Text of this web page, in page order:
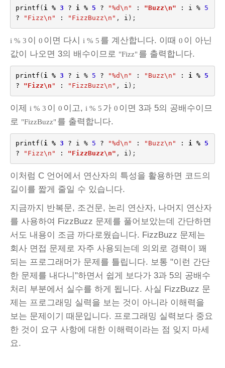
printf ( i % 3 ? i % 5 ? "%d\n " : "Buzz\n" : i %
5
?
"Fizz\n " : "FizzBuzz\n " , i );
i % 3 이 0 이면 다시 i % 5 를 계산합니다. 이때 0 이 아닌
값이 나오면 3의 배수이므로 "Fizz" 를 출력합니다.
printf ( i % 3 ? i % 5 ? "%d\n " : "Buzz\n " : i %
5
?
"Fizz\n " : "FizzBuzz\n " , i );
이제 i % 3 이 0 이고, i % 5 가 0 이면 3과 5의 공배수이므
로 "FizzBuzz" 를 출력합니다.
printf ( i % 3 ? i % 5 ? "%d\n " : "Buzz\n " : i %
5
?
"Fizz\n " : "FizzBuzz\n" , i );
이처럼 C 언어에서 연산자의 특성을 활용하면 코드의
길이를 짧게 줄일 수 있습니다.
지금까지 반복문, 조건문, 논리 연산자, 나머지 연산자
를 사용하여 FizzBuzz 문제를 풀어보았는데 간단하면
서도 내용이 조금 까다로웠습니다. FizzBuzz 문제는
회사 면접 문제로 자주 사용되는데 의외로 경력이 꽤
되는 프로그래머가 문제를 틀립니다. 보통 "이런 간단
한 문제를 내다니"하면서 쉽게 보다가 3과 5의 공배수
처리 부분에서 실수를 하게 됩니다. 사실 FizzBuzz 문
제는 프로그래밍 실력을 보는 것이 아니라 이해력을
보는 문제이기 때문입니다. 프로그래밍 실력보다 중요
한 것이 요구 사항에 대한 이해력이라는 점 잊지 마세
요.